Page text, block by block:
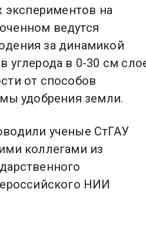
экспериментов на
ведутся
за динамикой
углерода в 0-30 см
от способов
удобрения земли.
ученые СтГАУ
коллегами из
НИИ